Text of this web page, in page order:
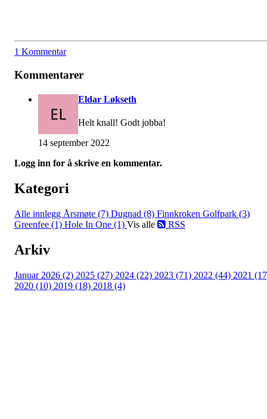
1 Kommentar
Kommentarer
Eldar Løkseth
Helt knall! Godt jobba!
14 september 2022
Logg inn for å skrive en kommentar.
Kategori
Alle innlegg Årsmøte (7) Dugnad (8) Finnkroken Golfpark (3)
Greenfee (1) Hole In One (1) Vis alle RSS
Arkiv
Januar 2026 (2) 2025 (27) 2024 (22) 2023 (71) 2022 (44) 2021
2020 (10) 2019 (18) 2018 (4)